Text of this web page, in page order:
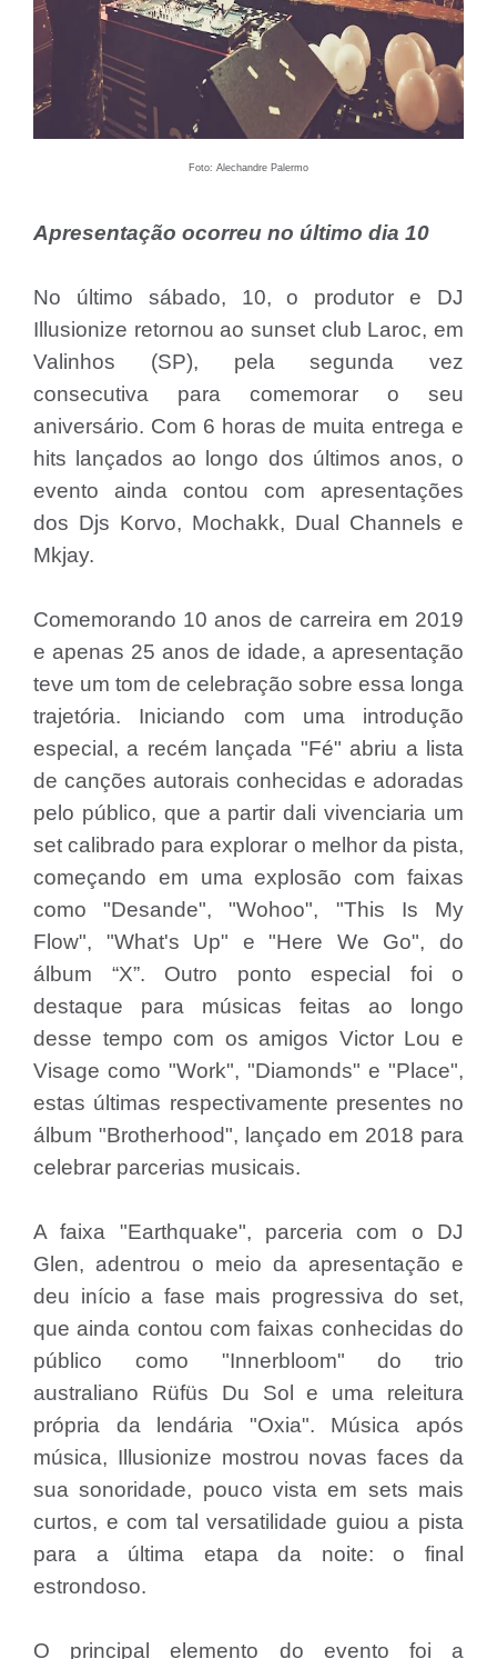
Foto: Alechandre Palermo
Apresentação ocorreu no último dia 10
No último sábado, 10, o produtor e DJ
Illusionize retornou ao sunset club Laroc, em
Valinhos (SP), pela segunda vez
consecutiva para comemorar o seu
aniversário. Com 6 horas de muita entrega e
hits lançados ao longo dos últimos anos, o
evento ainda contou com apresentações
dos Djs Korvo, Mochakk, Dual Channels e
Mkjay.
Comemorando 10 anos de carreira em 2019
e apenas 25 anos de idade, a apresentação
teve um tom de celebração sobre essa longa
trajetória. Iniciando com uma introdução
especial, a recém lançada "Fé" abriu a lista
de canções autorais conhecidas e adoradas
pelo público, que a partir dali vivenciaria um
set calibrado para explorar o melhor da pista,
começando em uma explosão com faixas
como "Desande", "Wohoo", "This Is My
Flow", "What's Up" e "Here We Go", do
álbum “X”. Outro ponto especial foi o
destaque para músicas feitas ao longo
desse tempo com os amigos Victor Lou e
Visage como "Work", "Diamonds" e "Place",
estas últimas respectivamente presentes no
álbum "Brotherhood", lançado em 2018 para
celebrar parcerias musicais.
A faixa "Earthquake", parceria com o DJ
Glen, adentrou o meio da apresentação e
deu início a fase mais progressiva do set,
que ainda contou com faixas conhecidas do
público como "Innerbloom" do trio
australiano Rüfüs Du Sol e uma releitura
própria da lendária "Oxia". Música após
música, Illusionize mostrou novas faces da
sua sonoridade, pouco vista em sets mais
curtos, e com tal versatilidade guiou a pista
para a última etapa da noite: o final
estrondoso.
O principal elemento do evento foi a